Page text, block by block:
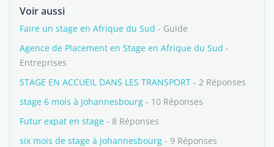
Voir aussi
Faire un stage en Afrique du Sud - Guide
Agence de Placement en Stage en Afrique du Sud -
Entreprises
STAGE EN ACCUEIL DANS LES TRANSPORT - 2 Réponses
stage 6 mois à Johannesbourg - 10 Réponses
Futur expat en stage - 8 Réponses
six mois de stage à Johannesbourg - 9 Réponses